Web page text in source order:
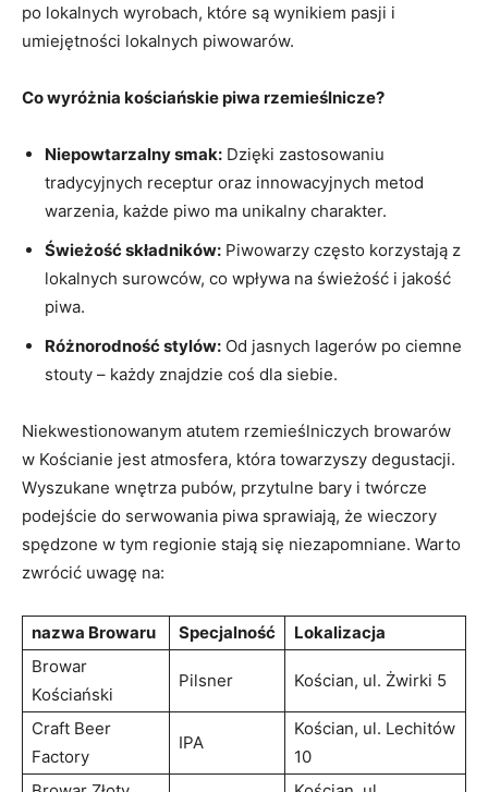
po lokalnych wyrobach, które są wynikiem pasji i
umiejętności lokalnych piwowarów.
Co wyróżnia kościańskie piwa rzemieślnicze?
Niepowtarzalny smak: Dzięki zastosowaniu
tradycyjnych receptur oraz innowacyjnych metod
warzenia, każde piwo ma unikalny charakter.
Świeżość składników: Piwowarzy często korzystają z
lokalnych surowców, co wpływa na świeżość i jakość
piwa.
Różnorodność stylów: Od jasnych lagerów po ciemne
stouty – każdy znajdzie coś dla siebie.
Niekwestionowanym atutem rzemieślniczych browarów
w Kościanie jest atmosfera, która towarzyszy degustacji.
Wyszukane wnętrza pubów, przytulne bary i twórcze
podejście do serwowania piwa sprawiają, że wieczory
spędzone w tym regionie stają się niezapomniane. Warto
zwrócić uwagę na:
nazwa Browaru Specjalność
Lokalizacja
Browar
Kościański
Pilsner Kościan, ul. Żwirki 5
Craft Beer
Factory
IPA
Kościan, ul. Lechitów
10